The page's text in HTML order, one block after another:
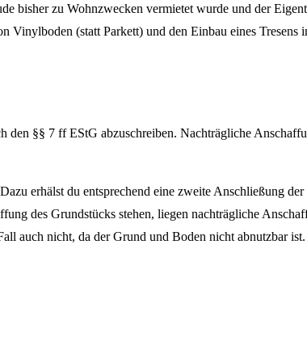
bisher zu Wohnzwecken vermietet wurde und der
(statt Parkett) und den Einbau eines Tresens
§§ 7 ff EStG abzuschreiben. Nachträgliche
erhälst du entsprechend eine zweite Anschließung
des Grundstücks stehen, liegen nachträgliche
auch nicht, da der Grund und Boden nicht abnutzbar ist.